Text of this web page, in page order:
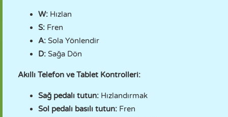
W: Hızlan
S: Fren
A: Sola Yönlendir
D: Sağa Dön
Akıllı Telefon ve Tablet Kontrolleri:
Sağ pedalı tutun: Hızlandırmak
Sol pedalı basılı tutun: Fren